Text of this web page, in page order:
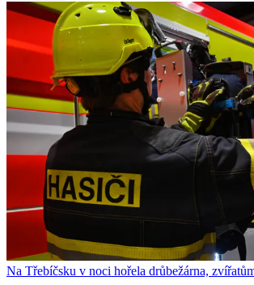
Na Třebíčsku v noci hořela drůbežárna,